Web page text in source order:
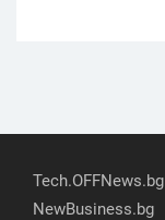
Tech.OFFNews.bg
NewBusiness.bg